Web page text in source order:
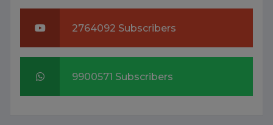
2764092 Subscribers
9900571 Subscribers